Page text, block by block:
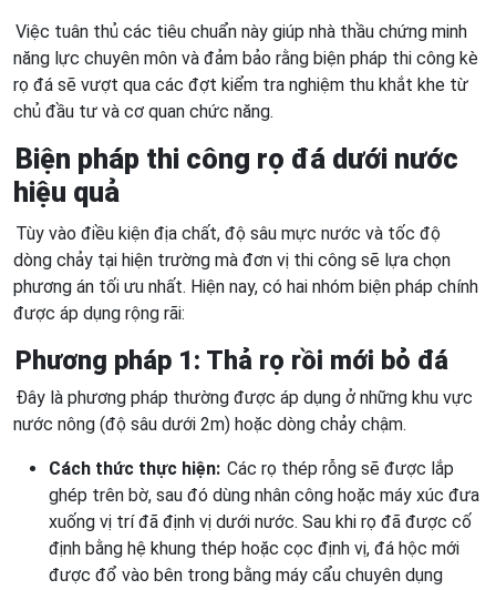
Việc tuân thủ các tiêu chuẩn này giúp nhà thầu chứng minh
năng lực chuyên môn và đảm bảo rằng biện pháp thi công kè
rọ đá sẽ vượt qua các đợt kiểm tra nghiệm thu khắt khe từ
chủ đầu tư và cơ quan chức năng.
Biện pháp thi công rọ đá dưới nước
hiệu quả
Tùy vào điều kiện địa chất, độ sâu mực nước và tốc độ
dòng chảy tại hiện trường mà đơn vị thi công sẽ lựa chọn
phương án tối ưu nhất. Hiện nay, có hai nhóm biện pháp chính
được áp dụng rộng rãi:
Phương pháp 1: Thả rọ rồi mới bỏ đá
Đây là phương pháp thường được áp dụng ở những khu vực
nước nông (độ sâu dưới 2m) hoặc dòng chảy chậm.
Cách thức thực hiện: Các rọ thép rỗng sẽ được lắp
ghép trên bờ, sau đó dùng nhân công hoặc máy xúc đưa
xuống vị trí đã định vị dưới nước. Sau khi rọ đã được cố
định bằng hệ khung thép hoặc cọc định vị, đá hộc mới
được đổ vào bên trong bằng máy cẩu chuyên dụng